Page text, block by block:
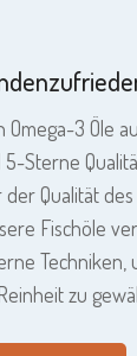
3 Öle
Sterne
Qualität des
Fischöle
Techniken,
zu